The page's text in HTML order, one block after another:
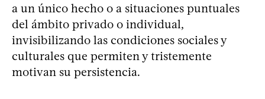
a un único hecho o a situaciones puntuales
del ámbito privado o individual,
invisibilizando las condiciones sociales y
culturales que permiten y tristemente
motivan su persistencia.